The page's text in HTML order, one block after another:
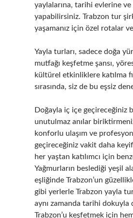
yaylalarına, tarihi evlerine
yapabilirsiniz. Trabzon tur
yaşamanız için özel rotalar
Yayla turları, sadece doğa
mutfağı keşfetme şansı,
kültürel etkinliklere katılma
sırasında, siz de bu eşsiz
Doğayla iç içe geçireceğiniz
unutulmaz anılar
konforlu ulaşım ve
geçireceğiniz vakit daha
her yaştan katılımcı için
Yağmurların beslediği yeşil
eşliğinde Trabzon’un
gibi yerlerle Trabzon yayla
aynı zamanda tarihi
Trabzon’u keşfetmek için